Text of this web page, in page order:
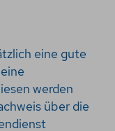
eine gute
werden
über die